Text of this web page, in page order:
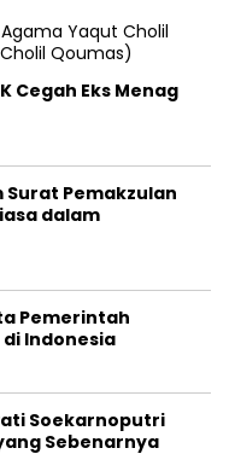
Pemakzulan
dalam
Pemerintah
Soekarnoputri
Sebenarnya